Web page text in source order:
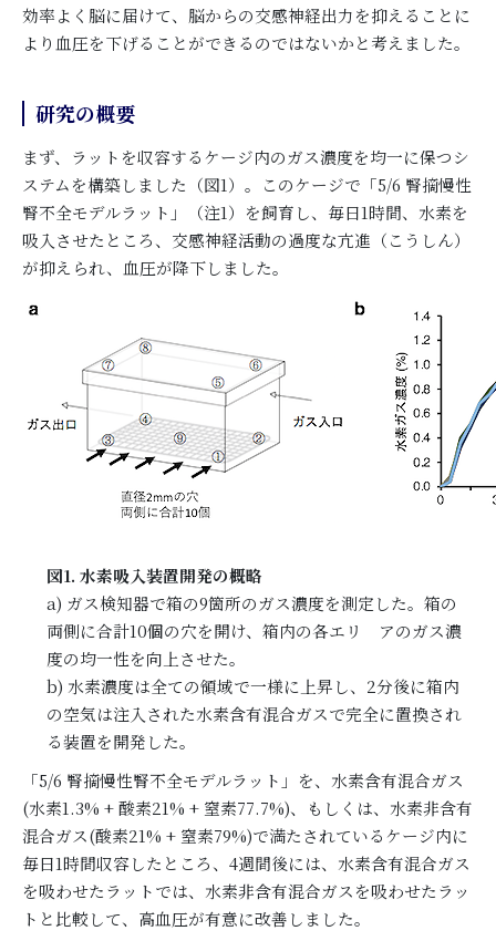
効率よく脳に届けて、脳からの交感神経出力を抑えることに
より血圧を下げることができるのではないかと考えました。
研究の概要
まず、ラットを収容するケージ内のガス濃度を均一に保つシ
ステムを構築しました（図1）。このケージで「5/6 腎摘慢性
腎不全モデルラット」（注1）を飼育し、毎日1時間、水素を
吸入させたところ、交感神経活動の過度な亢進（こうしん）
が抑えられ、血圧が降下しました。
図1. 水素吸入装置開発の概略
a) ガス検知器で箱の9箇所のガス濃度を測定した。箱の
両側に合計10個の穴を開け、箱内の各エリ アのガス濃
度の均一性を向上させた。
b) 水素濃度は全ての領域で一様に上昇し、2分後に箱内
の空気は注入された水素含有混合ガスで完全に置換され
る装置を開発した。
「5/6 腎摘慢性腎不全モデルラット」を、水素含有混合ガス
(水素1.3% + 酸素21% + 窒素77.7%)、もしくは、水素非含有
混合ガス(酸素21% + 窒素79%)で満たされているケージ内に
毎日1時間収容したところ、4週間後には、水素含有混合ガス
を吸わせたラットでは、水素非含有混合ガスを吸わせたラッ
トと比較して、高血圧が有意に改善しました。